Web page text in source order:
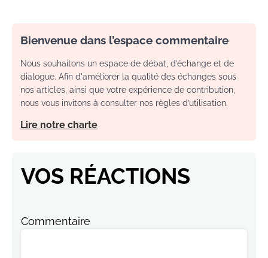
Bienvenue dans l’espace commentaire
Nous souhaitons un espace de débat, d’échange et de
dialogue. Afin d'améliorer la qualité des échanges sous
nos articles, ainsi que votre expérience de contribution,
nous vous invitons à consulter nos règles d’utilisation.
Lire notre charte
VOS RÉACTIONS
Commentaire